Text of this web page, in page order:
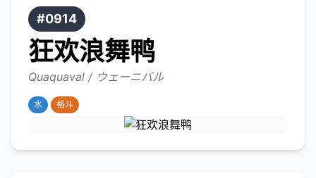
#0914
狂欢浪舞鸭
Quaquaval / ウェーニバル
水 格斗